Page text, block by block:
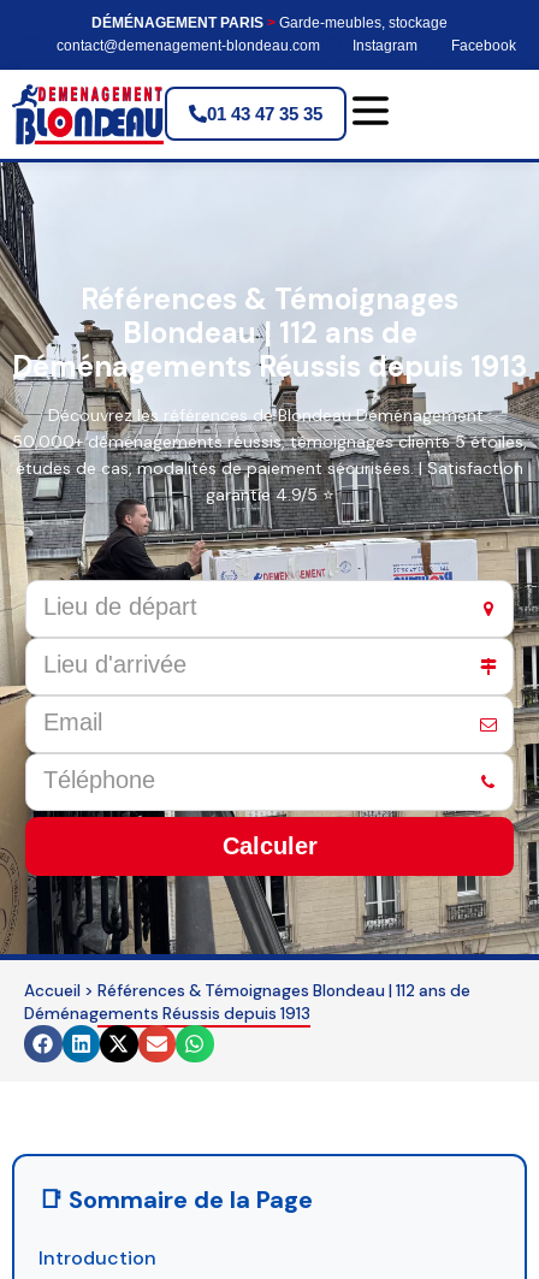
DÉMÉNAGEMENT PARIS > Garde-meubles, stockage
contact@demenagement-blondeau.com
Instagram Facebook
01 43 47 35 35
Références & Témoignages
Blondeau | 112 ans de
Déménagements Réussis depuis 1913
Découvrez les références de Blondeau Déménagement :
50,000+ déménagements réussis, témoignages clients 5 étoiles,
études de cas, modalités de paiement sécurisées. | Satisfaction
garantie 4.9/5 ⭐
Calculer
This
field
should
be
left
blank
Accueil > Références & Témoignages Blondeau | 112 ans de
Déménagements Réussis depuis 1913
📑 Sommaire de la Page
Introduction